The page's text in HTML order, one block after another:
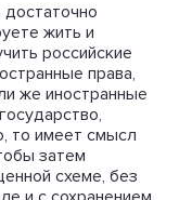
жить и
российские
права,
же иностранные
то имеет смысл
затем
схеме, без